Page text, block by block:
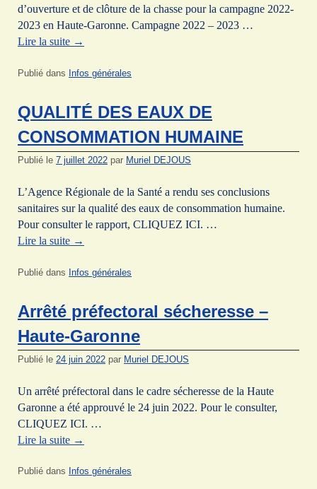
d’ouverture et de clôture de la chasse pour la campagne 2022-
2023 en Haute-Garonne. Campagne 2022 – 2023 …
Lire la suite →
Publié dans Infos générales
QUALITÉ DES EAUX DE
CONSOMMATION HUMAINE
Publié le 7 juillet 2022 par Muriel DEJOUS
L’Agence Régionale de la Santé a rendu ses conclusions
sanitaires sur la qualité des eaux de consommation humaine.
Pour consulter le rapport, CLIQUEZ ICI. …
Lire la suite →
Publié dans Infos générales
Arrêté préfectoral sécheresse –
Haute-Garonne
Publié le 24 juin 2022 par Muriel DEJOUS
Un arrêté préfectoral dans le cadre sécheresse de la Haute
Garonne a été approuvé le 24 juin 2022. Pour le consulter,
CLIQUEZ ICI. …
Lire la suite →
Publié dans Infos générales